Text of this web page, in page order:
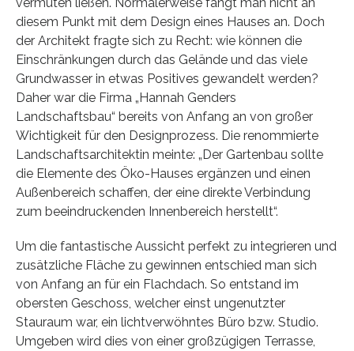
diesem Punkt mit dem Design eines Hauses an. Doch
der Architekt fragte sich zu Recht: wie können die
Einschränkungen durch das Gelände und das viele
Grundwasser in etwas Positives gewandelt werden?
Daher war die Firma „Hannah Genders
Landschaftsbau“ bereits von Anfang an von großer
Wichtigkeit für den Designprozess. Die renommierte
Landschaftsarchitektin meinte: „Der Gartenbau sollte
die Elemente des Öko-Hauses ergänzen und einen
Außenbereich schaffen, der eine direkte Verbindung
zum beeindruckenden Innenbereich herstellt“.
Um die fantastische Aussicht perfekt zu integrieren und
zusätzliche Fläche zu gewinnen entschied man sich
von Anfang an für ein Flachdach. So entstand im
obersten Geschoss, welcher einst ungenutzter
Stauraum war, ein lichtverwöhntes Büro bzw. Studio.
Umgeben wird dies von einer großzügigen Terrasse,